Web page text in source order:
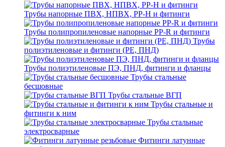
Трубы напорные ПВХ, НПВХ, PP-H и фитинги
Трубы полипропиленовые напорные PP-R и фитинги
Трубы
полиэтиленовые и фитинги (PE, ПНД)
Трубы полиэтиленовые ПЭ, ПНД, фитинги и фланцы
Трубы стальные
бесшовные
Трубы стальные ВГП
Трубы стальные и
фитинги к ним
Трубы стальные
электросварные
Фитинги латунные